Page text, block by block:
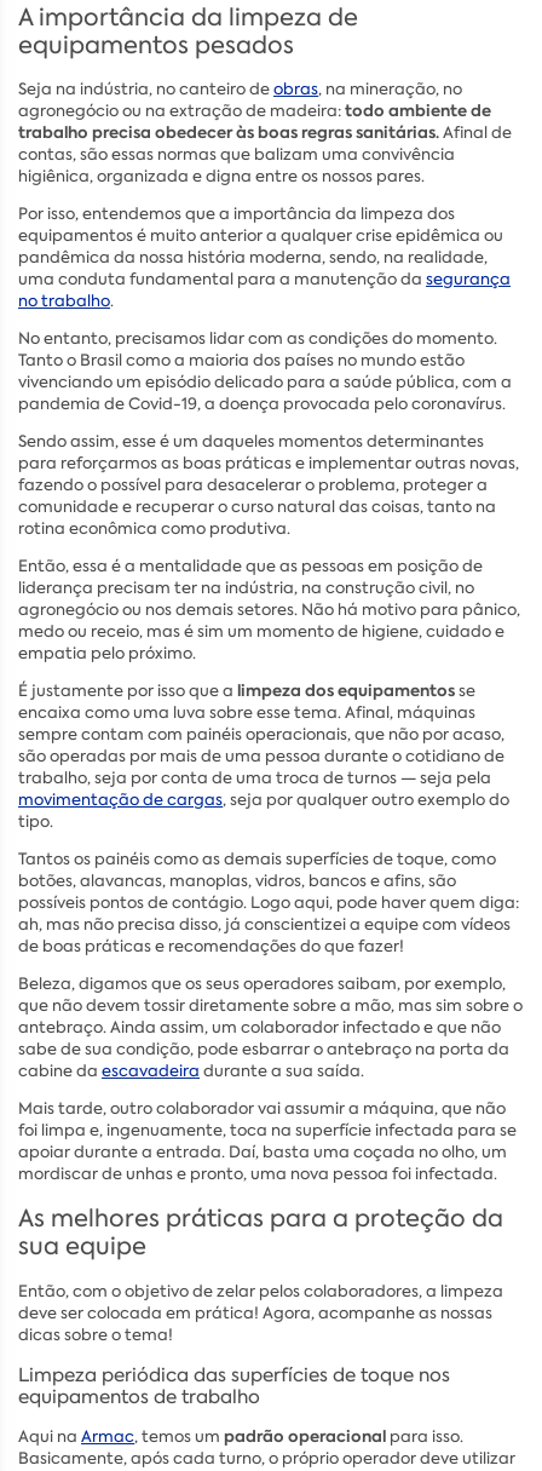
A importância da limpeza de
equipamentos pesados
Seja na indústria, no canteiro deobras, na mineração, no
agronegócio ou na extração de madeira:todo ambiente de
trabalho precisa obedecer às boas regras sanitárias.Afinal de
contas, são essas normas que balizam uma convivência
higiênica, organizada e digna entre os nossos pares.
Por isso, entendemos que a importância da limpeza dos
equipamentos é muito anterior a qualquer crise epidêmica ou
pandêmica da nossa história moderna, sendo, na realidade,
uma conduta fundamental para a manutenção da segurança
no trabalho.
No entanto, precisamos lidar com as condições do momento.
Tanto o Brasil como a maioria dos países no mundo estão
vivenciando um episódio delicado para a saúde pública, com a
pandemia de Covid-19, a doença provocada pelo coronavírus.
Sendo assim, esse é um daqueles momentos determinantes
para reforçarmos as boas práticas e implementar outras novas,
fazendo o possível para desacelerar o problema, proteger a
comunidade e recuperar o curso natural das coisas, tanto na
rotina econômica como produtiva.
Então, essa é a mentalidade que as pessoas em posição de
liderança precisam ter na indústria, na construção civil, no
agronegócio ou nos demais setores. Não há motivo para pânico,
medo ou receio, mas é sim um momento de higiene, cuidado e
empatia pelo próximo.
É justamente por isso que a limpeza dos equipamentosse
encaixa como uma luva sobre esse tema. Afinal, máquinas
sempre contam com painéis operacionais, que não por acaso,
são operadas por mais de uma pessoa durante o cotidiano de
trabalho, seja por conta de uma troca de turnos — seja pela
movimentação de cargas, seja por qualquer outro exemplo do
tipo.
Tantos os painéis como as demais superfícies de toque, como
botões, alavancas, manoplas, vidros, bancos e afins, são
possíveis pontos de contágio. Logo aqui, pode haver quem diga:
ah, mas não precisa disso, já conscientizei a equipe com vídeos
de boas práticas e recomendações do que fazer!
Beleza, digamos que os seus operadores saibam, por exemplo,
que não devem tossir diretamente sobre a mão, mas sim sobre o
antebraço. Ainda assim, um colaborador infectado e que não
sabe de sua condição, pode esbarrar o antebraço na porta da
cabine da escavadeira durante a sua saída.
Mais tarde, outro colaborador vai assumir a máquina, que não
foi limpa e, ingenuamente, toca na superfície infectada para se
apoiar durante a entrada. Daí, basta uma coçada no olho, um
mordiscar de unhas e pronto, uma nova pessoa foi infectada.
As melhores práticas para a proteção da
sua equipe
Então, com o objetivo de zelar pelos colaboradores, a limpeza
deve ser colocada em prática! Agora, acompanhe as nossas
dicas sobre o tema!
Limpeza periódica das superfícies de toque nos
equipamentos de trabalho
Aqui na Armac, temos um padrão operacional para isso.
Basicamente, após cada turno, o próprio operador deve utilizar